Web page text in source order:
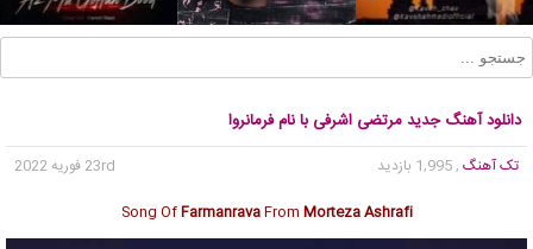
دانلود آهنگ جدید مرتضی اشرفی با نام فرمانروا
تک آهنگ , 1,995 بازدید
23rd فوریه 2022
Song OfFarmanravaFrom Morteza Ashrafi